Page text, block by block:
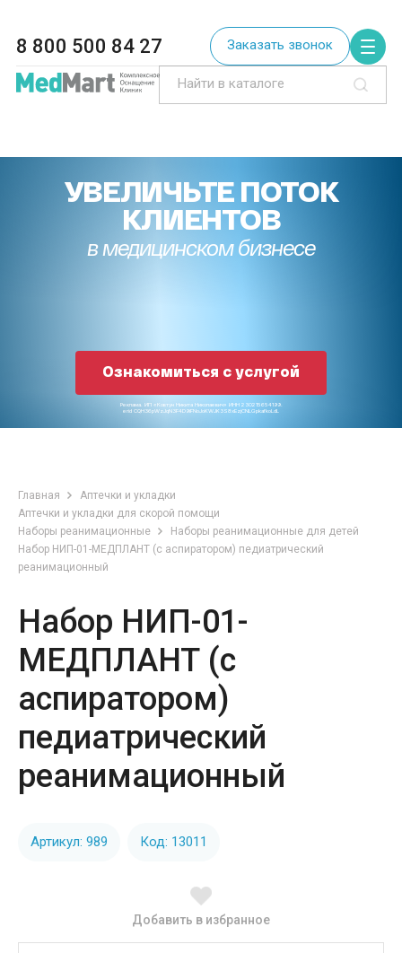
8 800 500 84 27 Заказать звонок
УВЕЛИЧЬТЕ ПОТОК
КЛИЕНТОВ
в медицинском бизнесе
Ознакомиться с услугой
Реклама. ИП «Ковтун Никита Николаевич» ИНН 230215654199.
erid CQH36pWzJqN3F4D9iFNoJoKWJK3S8xEzjCNLGpkafkoLdL
Главная
Аптечки и укладки
Аптечки и укладки для скорой помощи
Наборы реанимационные
Наборы реанимационные для детей
Набор НИП-01-МЕДПЛАНТ (с аспиратором) педиатрический
реанимационный
Набор НИП-01-
МЕДПЛАНТ (с
аспиратором)
педиатрический
реанимационный
Артикул: 989 Код: 13011
Добавить в избранное